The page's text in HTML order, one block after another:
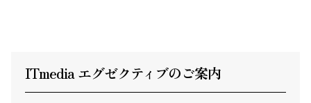
ITmedia エグゼクティ ブのご案内